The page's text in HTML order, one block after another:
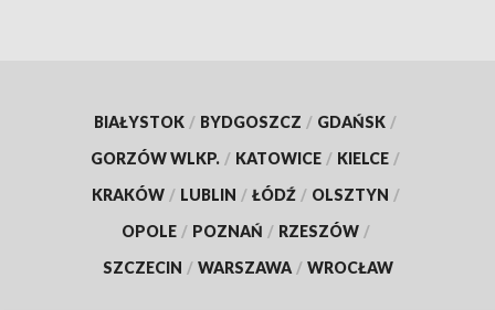
BIAŁYSTOK / BYDGOSZCZ / GDAŃSK /
GORZÓW WLKP. / KATOWICE / KIELCE /
KRAKÓW / LUBLIN / ŁÓDŹ / OLSZTYN /
OPOLE / POZNAŃ / RZESZÓW /
SZCZECIN / WARSZAWA / WROCŁAW